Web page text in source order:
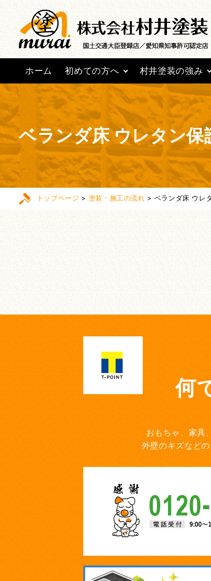
ホーム 初めての方へ 村井塗装の強み
ベランダ床 ウレタン
トップページ > 塗装・施工の流れ > ベランダ床 ウレ
何
おもちゃ、家具
外壁のキズなど